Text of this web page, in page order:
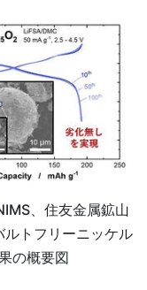
、住友金属鉱山
トフリーニッケル
の概要図